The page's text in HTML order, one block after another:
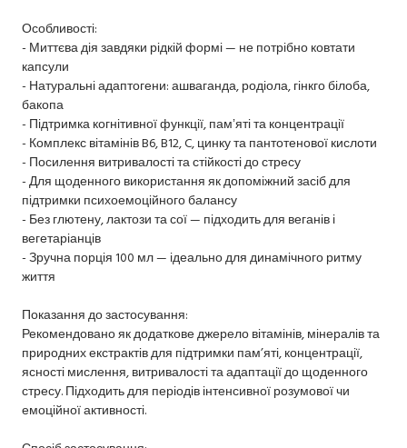
Особливості:
- Миттєва дія завдяки рідкій формі — не потрібно ковтати
капсули
- Натуральні адаптогени: ашваганда, родіола, гінкго білоба,
бакопа
- Підтримка когнітивної функції, памʼяті та концентрації
- Комплекс вітамінів B6, B12, C, цинку та пантотенової кислоти
- Посилення витривалості та стійкості до стресу
- Для щоденного використання як допоміжний засіб для
підтримки психоемоційного балансу
- Без глютену, лактози та сої — підходить для веганів і
вегетаріанців
- Зручна порція 100 мл — ідеально для динамічного ритму
життя
Показання до застосування:
Рекомендовано як додаткове джерело вітамінів, мінералів та
природних екстрактів для підтримки пам’яті, концентрації,
ясності мислення, витривалості та адаптації до щоденного
стресу. Підходить для періодів інтенсивної розумової чи
емоційної активності.